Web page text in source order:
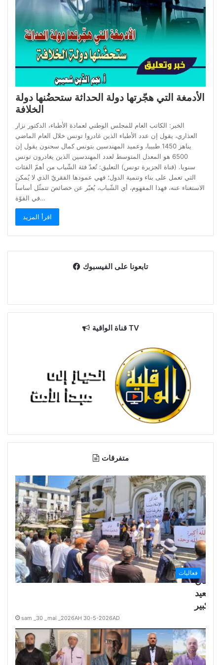
الأدمغة التي هجّرتها دولة الحداثة ستحضُنها دولة
الخلافة
الخبر: الكاتب العام للمجلس الوطني لعمادة الأطباء، الدكتور نزار
العذاري، يقول إن عدد الأطباء الذين غادروا تونس خلال العام الماضي
يناهز 1450 طبيبا، وعميد المهندسين بتونس كمال سحنون يقول إن
6500 هو المعدل المتوسط لعدد المهندسين الذين يغادرون تونس
سنويا. (قناة الجزيرة تونس) التعليق: تُعدّ فئة الشّباب من أهمّ الفئات
التي تعمل على بناء وتنمية الدول؛ فهي عمودها الفقريّ الذي لا يُمكن
الاستغناء عنه، فهذا المفهوم، أي الشّباب، يُعبّر عن خصائصَ تتمثّل أساساً
في القوّة…
اقرأ المزيد
تابعونا على الفيسبوك
قناة الواقية TV
متفرقات
فعاليات
مسيرات
تونس
الزيتونة
طرابلس
لبنان
#تونس
#لبنان
#العيد
#تكبير
sam _30 _mai _2026AH 30-5-2026AD
حملة
حول
للأمة